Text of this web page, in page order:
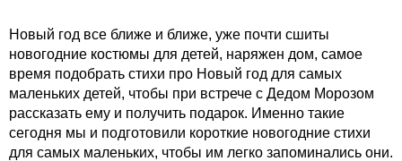
Новый год все ближе и ближе, уже почти сшиты
новогодние костюмы для детей, наряжен дом, самое
время подобрать стихи про Новый год для самых
маленьких детей, чтобы при встрече с Дедом Морозом
рассказать ему и получить подарок. Именно такие
сегодня мы и подготовили короткие новогодние стихи
для самых маленьких, чтобы им легко запоминались они.